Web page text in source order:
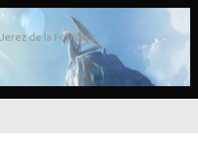
de la Frontera